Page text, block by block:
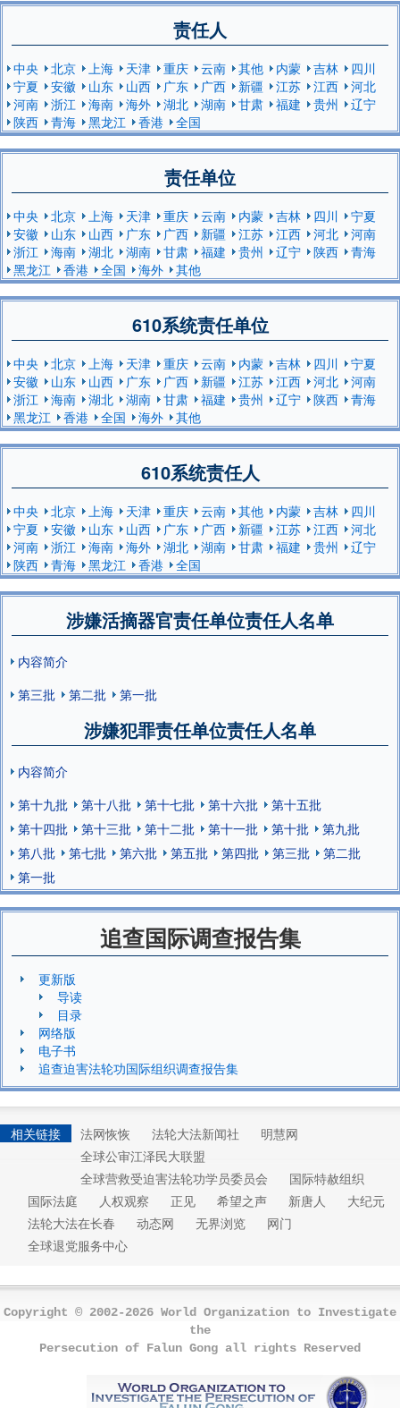
责任人
中央 北京 上海 天津 重庆 云南 其他 内蒙 吉林
四川
宁夏
安徽 山东 山西 广东 广西 新疆 江苏 江西
河北
河南
浙江 海南 海外 湖北 湖南 甘肃 福建 贵州
辽宁
陕西
青海 黑龙江 香港 全国
责任单位
中央 北京 上海 天津 重庆 云南 内蒙 吉林 四川
宁夏
安徽
山东 山西 广东 广西 新疆 江苏 江西 河北
河南
浙江
海南 湖北 湖南 甘肃 福建 贵州 辽宁 陕西
青海
黑龙江
香港 全国 海外 其他
610系统责任单位
中央 北京 上海 天津 重庆 云南 内蒙 吉林 四川
宁夏
安徽
山东 山西 广东 广西 新疆 江苏 江西 河北
河南
浙江
海南 湖北 湖南 甘肃 福建 贵州 辽宁 陕西
青海
黑龙江
香港 全国 海外 其他
610系统责任人
中央 北京 上海 天津 重庆 云南 其他 内蒙 吉林
四川
宁夏
安徽 山东 山西 广东 广西 新疆 江苏 江西
河北
河南
浙江 海南 海外 湖北 湖南 甘肃 福建 贵州
辽宁
陕西
青海 黑龙江 香港 全国
涉嫌活摘器官责任单位责任人名单
内容简介
第三批
第二批 第一批
涉嫌犯罪责任单位责任人名单
内容简介
第十九批
第十八批 第十七批 第十六批
第十五批
第十四批
第十三批 第十二批 第十一批 第十批
第九批
第八批
第七批 第六批 第五批 第四批 第三批
第二批
第一批
追查国际调查报告集
更新版
导读
目录
网络版
电子书
追查迫害法轮功国际组织调查报告集
相关链接 法网恢恢 法轮大法新闻社
明慧网
全球公审江泽民大联盟
全球营救受迫害法轮功学员委员会
国际特赦组织
国际法庭
人权观察 正见 希望之声 新唐人
大纪元
法轮大法在长春
动态网 无界浏览
网门
全球退党服务中心
Copyright © 2002-2026 World Organization to Investigate
the
Persecution of Falun Gong all rights Reserved